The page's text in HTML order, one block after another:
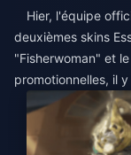
Hier, l'équipe
deuxièmes skins
"Fisherwoman" et
promotionnelles, il